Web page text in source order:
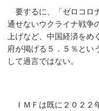
要するに、「ゼロコロ
通せないウクライナ戦争
上げなど、中国経済を
府が掲げる５．５％とい
して過言ではない。
ＩＭＦは既に２０２２